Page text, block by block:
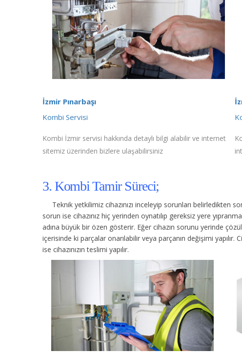
İzmir Pınarbaşı
Kombi Servisi
Kombi İzmir servisi hakkında detaylı bilgi alabilir ve internet
sitemiz üzerinden bizlere ulaşabilirsiniz
3. Kombi Tamir Süreci;
Teknik yetkilimiz cihazınızı inceleyip sorunları belirledikten
sorun ise cihazınız hiç yerinden oynatılıp gereksiz yere
adına büyük bir özen gösterir. Eğer cihazın sorunu yerinde
içerisinde ki parçalar onarılabilir veya parçanın değişimi
ise cihazınızın teslimi yapılır.